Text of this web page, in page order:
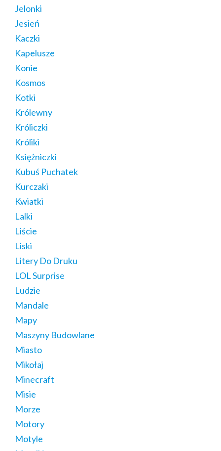
Jelonki
Jesień
Kaczki
Kapelusze
Konie
Kosmos
Kotki
Królewny
Króliczki
Króliki
Księżniczki
Kubuś Puchatek
Kurczaki
Kwiatki
Lalki
Liście
Liski
Litery Do Druku
LOL Surprise
Ludzie
Mandale
Mapy
Maszyny Budowlane
Miasto
Mikołaj
Minecraft
Misie
Morze
Motory
Motyle